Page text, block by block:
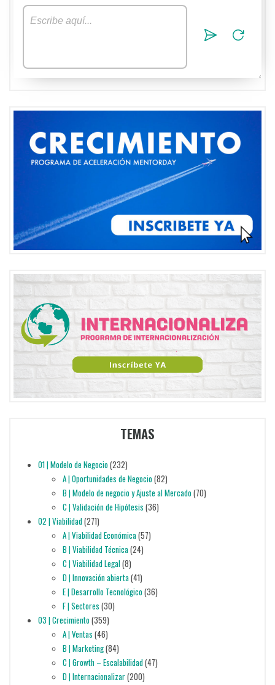
TEMAS
01 | Modelo de Negocio(232)
A | Oportunidades de Negocio(82)
B | Modelo de negocio y Ajuste al Mercado(70)
C | Validación de Hipótesis (36)
02 | Viabilidad(271)
A | Viabilidad Económica(57)
B | Viabilidad Técnica(24)
C | Viabilidad Legal(8)
D | Innovación abierta(41)
E | Desarrollo Tecnológico(36)
F | Sectores (30)
03 | Crecimiento(359)
A | Ventas (46)
B | Marketing(84)
C | Growth – Escalabilidad(47)
D | Internacionalizar(200)